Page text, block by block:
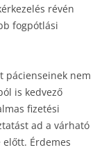
révén
fogpótlási
pácienseinek nem
is kedvező
fizetési
ad a várható
előtt. Érdemes